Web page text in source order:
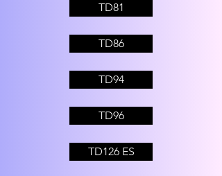
TD81
TD86
TD94
TD96
TD126 ES